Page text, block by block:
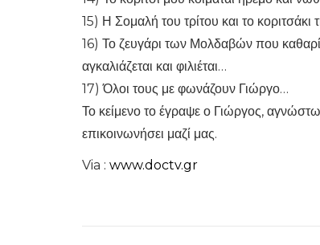
15) Η Σομαλή του τρίτου και το
16) Το ζευγάρι των Μολδαβών που
αγκαλιάζεται και φιλιέται…
17) Όλοι τους με φωνάζουν Γιώργο…
Το κείμενο το έγραψε ο Γιώργος,
επικοινωνήσει μαζί μας.
Via : www.doctv.gr